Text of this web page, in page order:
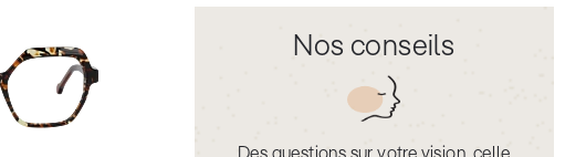
Nos conseils